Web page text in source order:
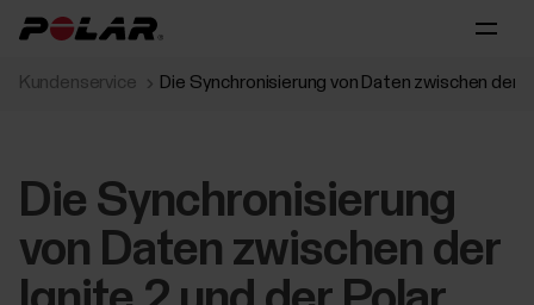
Kundenservice Die Synchronisierung von Daten zwischen der
Die Synchronisierung
von Daten zwischen der